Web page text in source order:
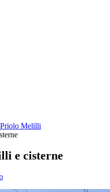
Melilli
e cisterne